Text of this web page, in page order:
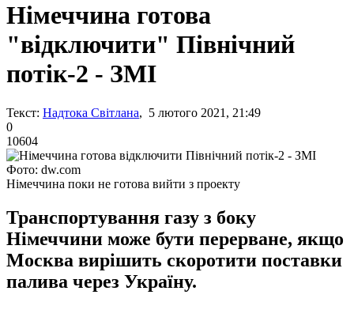
Німеччина готова
"відключити" Північний
потік-2 - ЗМІ
Текст: Надтока Світлана, 5 лютого 2021, 21:49
0
10604
Фото: dw.com
Німеччина поки не готова вийти з проекту
Транспортування газу з боку
Німеччини може бути перерване, якщо
Москва вирішить скоротити поставки
палива через Україну.